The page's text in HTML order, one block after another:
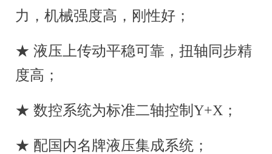
折弯成形，经过多次折弯即可获得较复杂形状的工
件，当配备相应的装备后，还能作冲孔用。
■
产品外形结构
1.运用UG（有限元）分析方法，经计算机辅助优
化设计，外形美观。
度，液压传动保证工作时不致因板料厚度变化或下
模“V”形槽选择不当而引起严重超载事故，此外本机
点。
力，机械强度高，刚性好；
★ 液压上传动平稳可靠，扭轴同步精
度高；
★ 数控系统为标准二轴控制Y+X；
★ 配国内名牌液压集成系统；